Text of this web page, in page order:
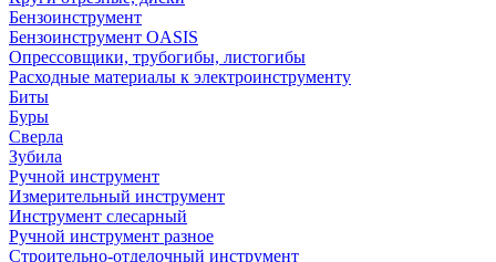
Бензоинструмент
Бензоинструмент OASIS
Опрессовщики, трубогибы, листогибы
Расходные материалы к электроинструменту
Биты
Буры
Сверла
Зубила
Ручной инструмент
Измерительный инструмент
Инструмент слесарный
Ручной инструмент разное
Строительно-отделочный инструмент